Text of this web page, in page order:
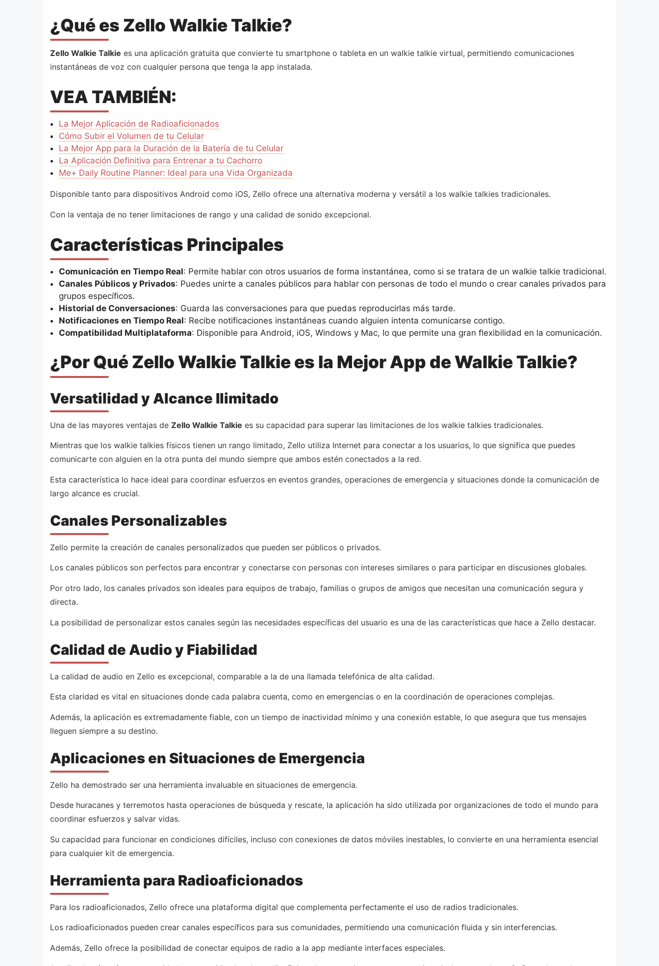
¿Qué es Zello Walkie Talkie?
Zello Walkie Talkie es una aplicación gratuita que convierte tu smartphone o tableta en un walkie talkie virtual, permitiendo comunicaciones
instantáneas de voz con cualquier persona que tenga la app instalada.
VEA TAMBIÉN:
La Mejor Aplicación de Radioaficionados
Cómo Subir el Volumen de tu Celular
La Mejor App para la Duración de la Batería de tu Celular
La Aplicación Definitiva para Entrenar a tu Cachorro
Me+ Daily Routine Planner: Ideal para una Vida Organizada
Disponible tanto para dispositivos Android como iOS, Zello ofrece una alternativa moderna y versátil a los walkie talkies tradicionales.
Con la ventaja de no tener limitaciones de rango y una calidad de sonido excepcional.
Características Principales
Comunicación en Tiempo Real: Permite hablar con otros usuarios de forma instantánea, como si se tratara de un walkie talkie tradicional.
Canales Públicos y Privados: Puedes unirte a canales públicos para hablar con personas de todo el mundo o crear canales privados para
grupos específicos.
Historial de Conversaciones: Guarda las conversaciones para que puedas reproducirlas más tarde.
Notificaciones en Tiempo Real: Recibe notificaciones instantáneas cuando alguien intenta comunicarse contigo.
Compatibilidad Multiplataforma: Disponible para Android, iOS, Windows y Mac, lo que permite una gran flexibilidad en la comunicación.
¿Por Qué Zello Walkie Talkie es la Mejor App de Walkie Talkie?
Versatilidad y Alcance Ilimitado
Una de las mayores ventajas de Zello Walkie Talkie es su capacidad para superar las limitaciones de los walkie talkies tradicionales.
Mientras que los walkie talkies físicos tienen un rango limitado, Zello utiliza Internet para conectar a los usuarios, lo que significa que puedes
comunicarte con alguien en la otra punta del mundo siempre que ambos estén conectados a la red.
Esta característica lo hace ideal para coordinar esfuerzos en eventos grandes, operaciones de emergencia y situaciones donde la comunicación de
largo alcance es crucial.
Canales Personalizables
Zello permite la creación de canales personalizados que pueden ser públicos o privados.
Los canales públicos son perfectos para encontrar y conectarse con personas con intereses similares o para participar en discusiones globales.
Por otro lado, los canales privados son ideales para equipos de trabajo, familias o grupos de amigos que necesitan una comunicación segura y
directa.
La posibilidad de personalizar estos canales según las necesidades específicas del usuario es una de las características que hace a Zello destacar.
Calidad de Audio y Fiabilidad
La calidad de audio en Zello es excepcional, comparable a la de una llamada telefónica de alta calidad.
Esta claridad es vital en situaciones donde cada palabra cuenta, como en emergencias o en la coordinación de operaciones complejas.
Además, la aplicación es extremadamente fiable, con un tiempo de inactividad mínimo y una conexión estable, lo que asegura que tus mensajes
lleguen siempre a su destino.
Aplicaciones en Situaciones de Emergencia
Zello ha demostrado ser una herramienta invaluable en situaciones de emergencia.
Desde huracanes y terremotos hasta operaciones de búsqueda y rescate, la aplicación ha sido utilizada por organizaciones de todo el mundo para
coordinar esfuerzos y salvar vidas.
Su capacidad para funcionar en condiciones difíciles, incluso con conexiones de datos móviles inestables, lo convierte en una herramienta esencial
para cualquier kit de emergencia.
Herramienta para Radioaficionados
Para los radioaficionados, Zello ofrece una plataforma digital que complementa perfectamente el uso de radios tradicionales.
Los radioaficionados pueden crear canales específicos para sus comunidades, permitiendo una comunicación fluida y sin interferencias.
Además, Zello ofrece la posibilidad de conectar equipos de radio a la app mediante interfaces especiales.